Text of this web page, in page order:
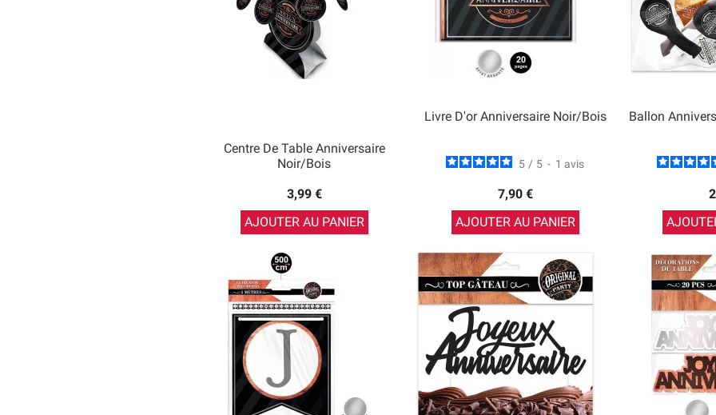
Centre De Table Anniversaire
Noir/Bois
3,99 €
AJOUTER AU PANIER
Livre D'or Anniversaire Noir/Bois
5 / 5 - 1 avis
7,90 €
AJOUTER AU PANIER
Ballon